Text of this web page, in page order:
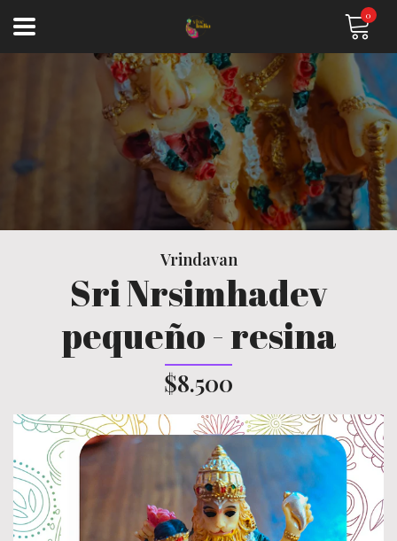
0
Vrindavan
Sri Nrsimhadev
pequeño - resina
$8.500